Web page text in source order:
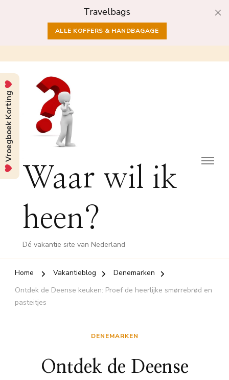
Travelbags
ALLE KOFFERS & HANDBAGAGE
Waar wil ik
heen?
Dé vakantie site van Nederland
Home Vakantieblog
Denemarken
Ontdek de Deense keuken: Proef de heerlijke smørrebrød en
pasteitjes
DENEMARKEN
Ontdek de Deense
Vroegboek Korting